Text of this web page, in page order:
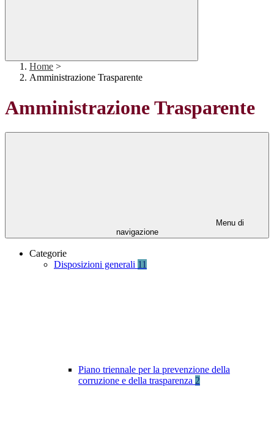
Home >
Amministrazione Trasparente
Amministrazione Trasparente
Menu di
navigazione
Categorie
Disposizioni generali 11
Piano triennale per la prevenzione della
corruzione e della trasparenza 2